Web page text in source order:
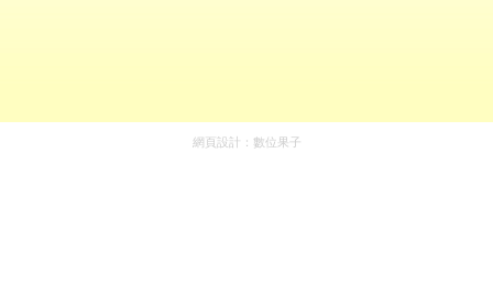
網頁設計： 數位果子